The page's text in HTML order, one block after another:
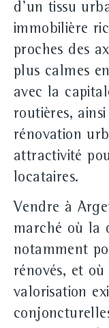
d'un tissu
immobilière
proches des
plus calmes
avec la
routières,
rénovation
attractivité
locataires.
Vendre à
marché où la
notamment
rénovés, et
valorisation